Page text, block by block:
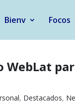
Bienv Focos
WebLat
, Destacados,